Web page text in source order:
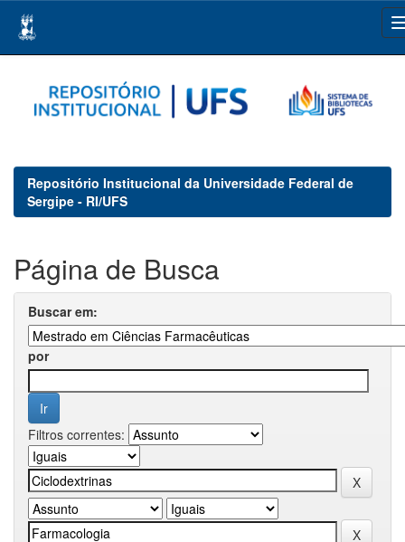
navigation
Repositório Institucional da Universidade Federal de
Sergipe - RI/UFS
Página de Busca
Buscar em:
por
Filtros correntes: